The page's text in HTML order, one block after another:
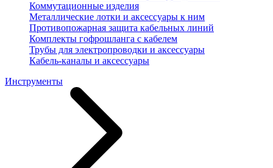
Коммутационные изделия
Металлические лотки и аксессуары к ним
Противопожарная защита кабельных линий
Комплекты гофрошланга с кабелем
Трубы для электропроводки и аксессуары
Кабель-каналы и аксессуары
Инструменты